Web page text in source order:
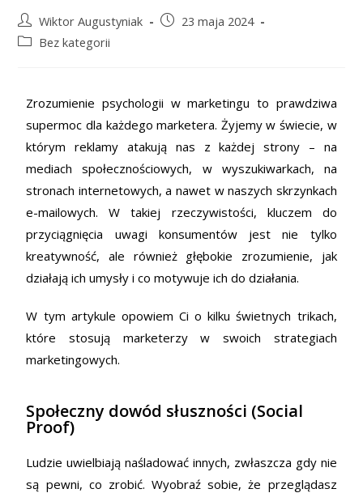
Wiktor Augustyniak
23 maja 2024
Bez kategorii
Zrozumienie psychologii w marketingu to prawdziwa
supermoc dla każdego marketera. Żyjemy w świecie, w
którym reklamy atakują nas z każdej strony – na
mediach społecznościowych, w wyszukiwarkach, na
stronach internetowych, a nawet w naszych skrzynkach
e-mailowych. W takiej rzeczywistości, kluczem do
przyciągnięcia uwagi konsumentów jest nie tylko
kreatywność, ale również głębokie zrozumienie, jak
działają ich umysły i co motywuje ich do działania.
W tym artykule opowiem Ci o kilku świetnych trikach,
które stosują marketerzy w swoich strategiach
marketingowych.
Społeczny dowód słuszności (Social
Proof)
Ludzie uwielbiają naśladować innych, zwłaszcza gdy nie
są pewni, co zrobić. Wyobraź sobie, że przeglądasz